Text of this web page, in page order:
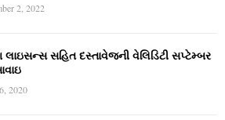
2, 2022
લાઇસન્સ સહિત દસ્તાવેજની વેલિડિટી સપ્ટેમ્બર
2020